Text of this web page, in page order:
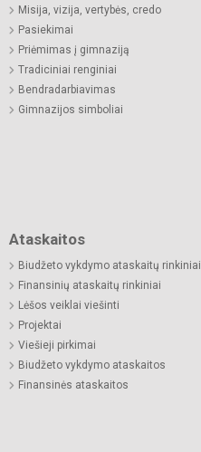
Misija, vizija, vertybės, credo
Pasiekimai
Priėmimas į gimnaziją
Tradiciniai renginiai
Bendradarbiavimas
Gimnazijos simboliai
Ataskaitos
Biudžeto vykdymo ataskaitų rinkiniai
Finansinių ataskaitų rinkiniai
Lėšos veiklai viešinti
Projektai
Viešieji pirkimai
Biudžeto vykdymo ataskaitos
Finansinės ataskaitos